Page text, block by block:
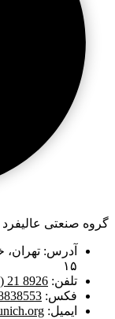
گروه صنعتی عالیفرد
آدرس: تهران،
۱۵
تلفن: 21 8926
فکس:
ایمیل: